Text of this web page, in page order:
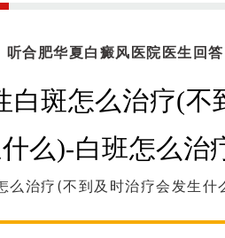
听合肥华夏白癜风医院医生回答
么治疗(不到及时治疗会发生什